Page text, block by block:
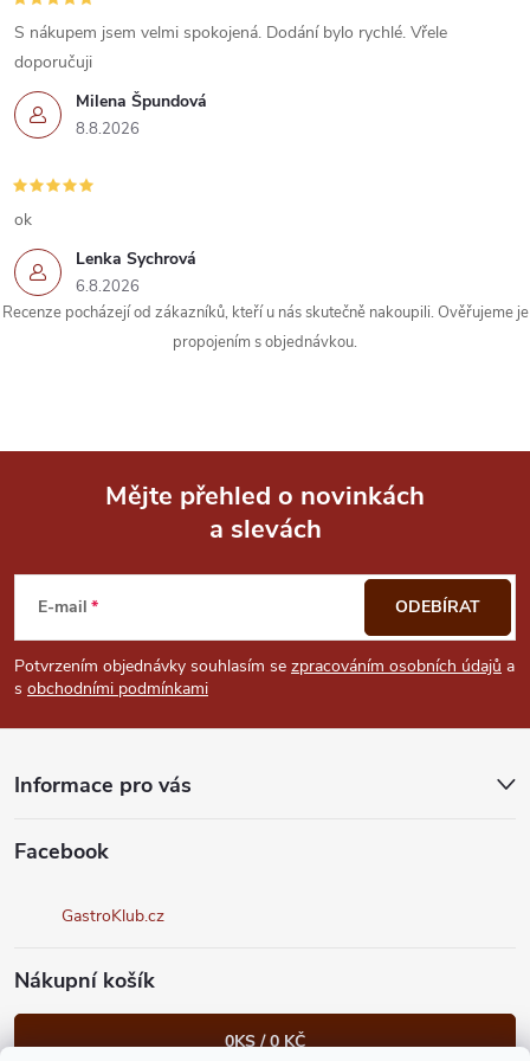
v
k
y
v
ý
p
i
Milena Špundová
8.8.2026
S nákupem jsem velmi spokojená. Dodání bylo rychlé. Vřele
doporučuji
Lenka Sychrová
6.8.2026
ok
Recenze pocházejí od zákazníků, kteří u nás skutečně nakoupili. Ověřujeme je
propojením s objednávkou.
p
a
Mějte přehled o novinkách
a slevách
E-mail
Potvrzením objednávky souhlasím se zpracováním osobních údajů a
s obchodními podmínkami
ODEBÍRAT
Informace pro vás
Facebook
GastroKlub.cz
Nákupní košík
0KS /0 KČ